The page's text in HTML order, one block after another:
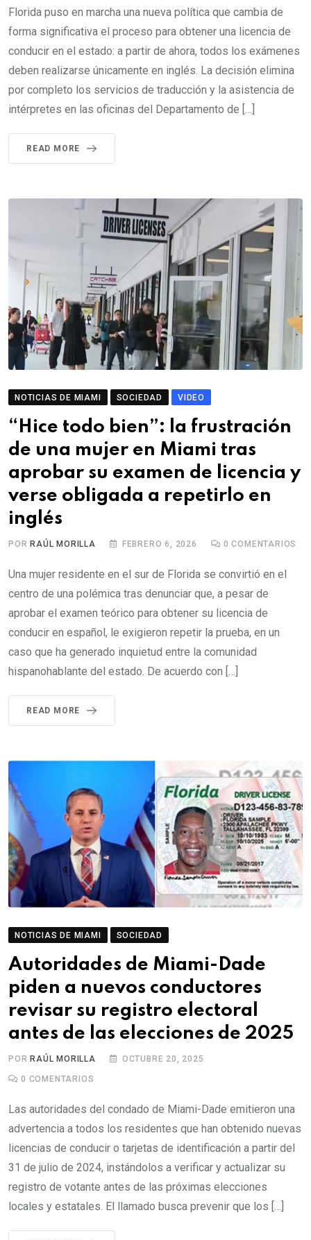
Florida puso en marcha una nueva política que cambia de
forma significativa el proceso para obtener una licencia de
conducir en el estado: a partir de ahora, todos los exámenes
deben realizarse únicamente en inglés. La decisión elimina
por completo los servicios de traducción y la asistencia de
intérpretes en las oficinas del Departamento de […]
READ MORE
NOTICIAS DE MIAMI SOCIEDAD VIDEO
“Hice todo bien”: la frustración
de una mujer en Miami tras
aprobar su examen de licencia y
verse obligada a repetirlo en
inglés
POR RAÚL MORILLA FEBRERO 6, 2026 0 COMENTARIOS
Una mujer residente en el sur de Florida se convirtió en el
centro de una polémica tras denunciar que, a pesar de
aprobar el examen teórico para obtener su licencia de
conducir en español, le exigieron repetir la prueba, en un
caso que ha generado inquietud entre la comunidad
hispanohablante del estado. De acuerdo con […]
READ MORE
NOTICIAS DE MIAMI SOCIEDAD
Autoridades de Miami-Dade
piden a nuevos conductores
revisar su registro electoral
antes de las elecciones de 2025
POR RAÚL MORILLA OCTUBRE 20, 2025
0 COMENTARIOS
Las autoridades del condado de Miami-Dade emitieron una
advertencia a todos los residentes que han obtenido nuevas
licencias de conducir o tarjetas de identificación a partir del
31 de julio de 2024, instándolos a verificar y actualizar su
registro de votante antes de las próximas elecciones
locales y estatales. El llamado busca prevenir que los […]